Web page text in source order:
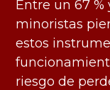
Entre un 67 %
minoristas
estos
riesgo de